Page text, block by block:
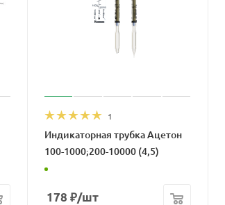
1
Индикаторная трубка Ацетон
100-1000;200-10000 (4,5)
178 ₽/шт